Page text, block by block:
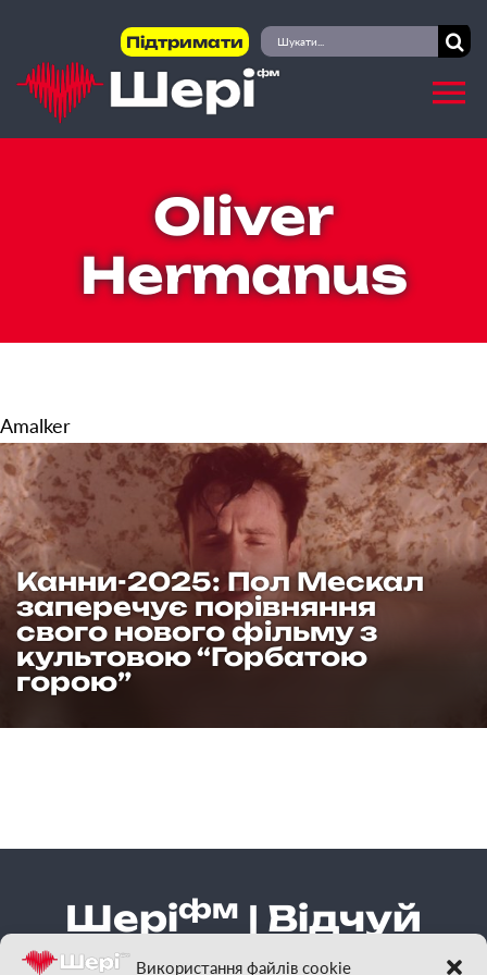
Використання файлів cookie
content
Підтримати
Пошук
...
Oliver
Hermanus
Amalker
Канни-2025: Пол Мескал
заперечує порівняння
свого нового фільму з
культовою “Горбатою
горою”
Шеріфм | Відчуй